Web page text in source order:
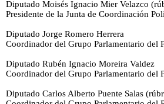
Diputado Moisés Ignacio Mier Velazco
Presidente de la Junta de Coordinación
Diputado Jorge Romero Herrera
Coordinador del Grupo Parlamentario del
Diputado Rubén Ignacio Moreira Valdez
Coordinador del Grupo Parlamentario del
Diputado Carlos Alberto Puente Salas